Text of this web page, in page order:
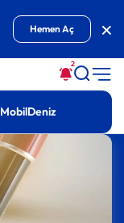
Hemen Aç
2
MobilDeniz